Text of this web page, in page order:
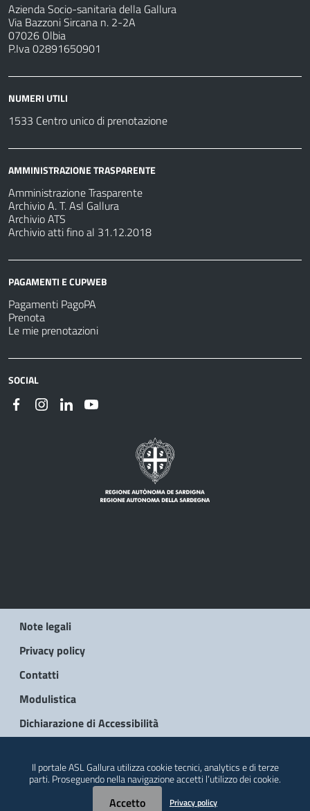
Azienda Socio-sanitaria della Gallura
Via Bazzoni Sircana n. 2-2A
07026 Olbia
P.Iva 02891650901
NUMERI UTILI
1533 Centro unico di prenotazione
AMMINISTRAZIONE TRASPARENTE
Amministrazione Trasparente
Archivio A. T. Asl Gallura
Archivio ATS
Archivio atti fino al 31.12.2018
PAGAMENTI E CUPWEB
Pagamenti PagoPA
Prenota
Le mie prenotazioni
SOCIAL
Note legali
Privacy policy
Contatti
Modulistica
Dichiarazione di Accessibilità
Il portale ASL Gallura utilizza cookie tecnici, analytics e di terze
parti. Proseguendo nella navigazione accetti l’utilizzo dei cookie.
Accetto Privacy policy